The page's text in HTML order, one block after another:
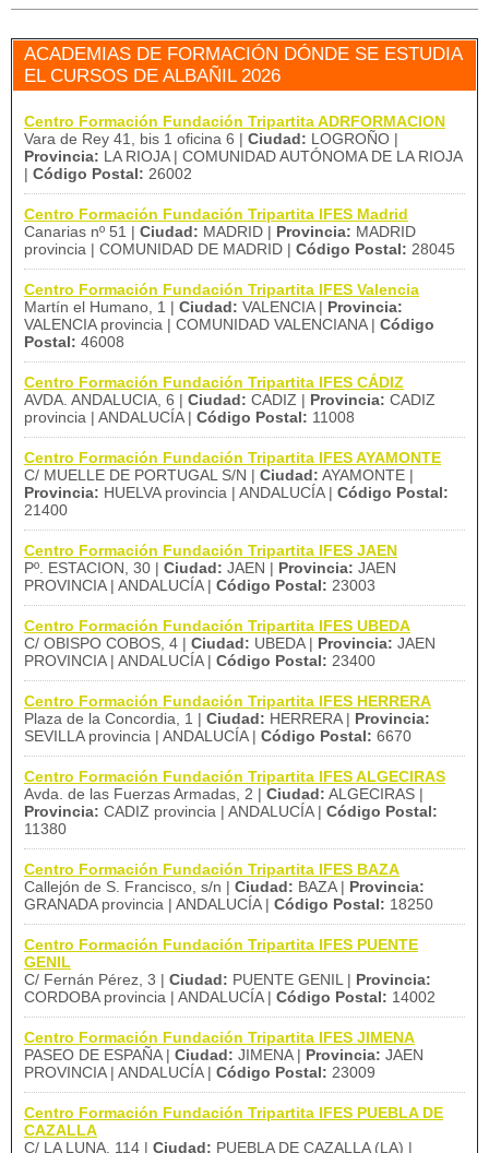
ACADEMIAS DE FORMACIÓN DÓNDE SE ESTUDIA
EL CURSOS DE ALBAÑIL 2026
Centro Formación Fundación Tripartita ADRFORMACION
Vara de Rey 41, bis 1 oficina 6 | Ciudad: LOGROÑO |
Provincia: LA RIOJA | COMUNIDAD AUTÓNOMA DE LA RIOJA
| Código Postal: 26002
Centro Formación Fundación Tripartita IFES Madrid
Canarias nº 51 | Ciudad: MADRID | Provincia: MADRID
provincia | COMUNIDAD DE MADRID | Código Postal: 28045
Centro Formación Fundación Tripartita IFES Valencia
Martín el Humano, 1 | Ciudad: VALENCIA | Provincia:
VALENCIA provincia | COMUNIDAD VALENCIANA | Código
Postal: 46008
Centro Formación Fundación Tripartita IFES CÁDIZ
AVDA. ANDALUCIA, 6 | Ciudad: CADIZ | Provincia: CADIZ
provincia | ANDALUCÍA | Código Postal: 11008
Centro Formación Fundación Tripartita IFES AYAMONTE
C/ MUELLE DE PORTUGAL S/N | Ciudad: AYAMONTE |
Provincia: HUELVA provincia | ANDALUCÍA | Código Postal:
21400
Centro Formación Fundación Tripartita IFES JAEN
Pº. ESTACION, 30 | Ciudad: JAEN | Provincia: JAEN
PROVINCIA | ANDALUCÍA | Código Postal: 23003
Centro Formación Fundación Tripartita IFES UBEDA
C/ OBISPO COBOS, 4 | Ciudad: UBEDA | Provincia: JAEN
PROVINCIA | ANDALUCÍA | Código Postal: 23400
Centro Formación Fundación Tripartita IFES HERRERA
Plaza de la Concordia, 1 | Ciudad: HERRERA | Provincia:
SEVILLA provincia | ANDALUCÍA | Código Postal: 6670
Centro Formación Fundación Tripartita IFES ALGECIRAS
Avda. de las Fuerzas Armadas, 2 | Ciudad: ALGECIRAS |
Provincia: CADIZ provincia | ANDALUCÍA | Código Postal:
11380
Centro Formación Fundación Tripartita IFES BAZA
Callejón de S. Francisco, s/n | Ciudad: BAZA | Provincia:
GRANADA provincia | ANDALUCÍA | Código Postal: 18250
Centro Formación Fundación Tripartita IFES PUENTE
GENIL
C/ Fernán Pérez, 3 | Ciudad: PUENTE GENIL | Provincia:
CORDOBA provincia | ANDALUCÍA | Código Postal: 14002
Centro Formación Fundación Tripartita IFES JIMENA
PASEO DE ESPAÑA | Ciudad: JIMENA | Provincia: JAEN
PROVINCIA | ANDALUCÍA | Código Postal: 23009
Centro Formación Fundación Tripartita IFES PUEBLA DE
CAZALLA
C/ LA LUNA, 114 | Ciudad: PUEBLA DE CAZALLA (LA) |